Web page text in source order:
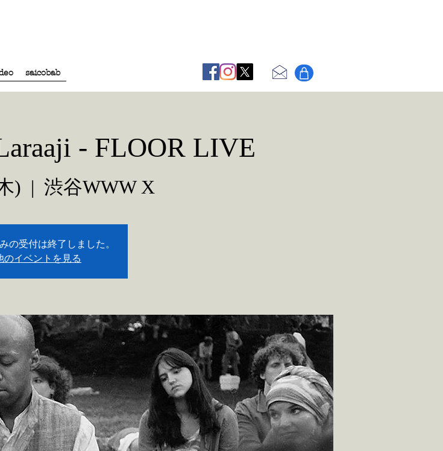
saicobab
- FLOOR LIVE
)
  |
渋谷WWW X
の受付は終了しました。
のイベントを見る